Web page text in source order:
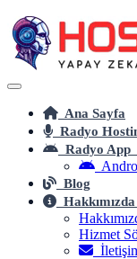
Ana Sayfa
Radyo
Radyo App
Blog
Hakkımızda
Hizmet